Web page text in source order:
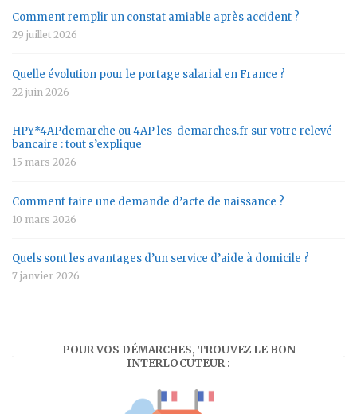
Comment remplir un constat amiable après accident ?
29 juillet 2026
Quelle évolution pour le portage salarial en France ?
22 juin 2026
HPY*4APdemarche ou 4AP les-demarches.fr sur votre relevé
bancaire : tout s’explique
15 mars 2026
Comment faire une demande d’acte de naissance ?
10 mars 2026
Quels sont les avantages d’un service d’aide à domicile ?
7 janvier 2026
POUR VOS DÉMARCHES, TROUVEZ LE BON
INTERLOCUTEUR :